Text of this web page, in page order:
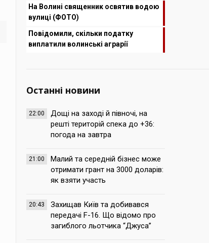
На Волині священник освятив водою
вулиці (ФОТО)
Повідомили, скільки податку
виплатили волинські аграрії
Останні новини
22:00
Дощі на заході й півночі, на
решті територій спека до +36:
погода на завтра
21:00
Малий та середній бізнес може
отримати грант на 3000 доларів:
як взяти участь
20:43
Захищав Київ та добивався
передачі F-16. Що відомо про
загиблого льотчика “Джуса”